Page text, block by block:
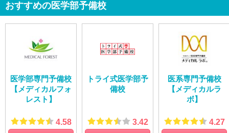
おすすめの医学部予備校
医学部専門予備校
【メディカルフォ
レスト】
4.58
トライ式医学部予
備校
3.42
医系専門予備校
【メディカルラ
ボ】
4.27